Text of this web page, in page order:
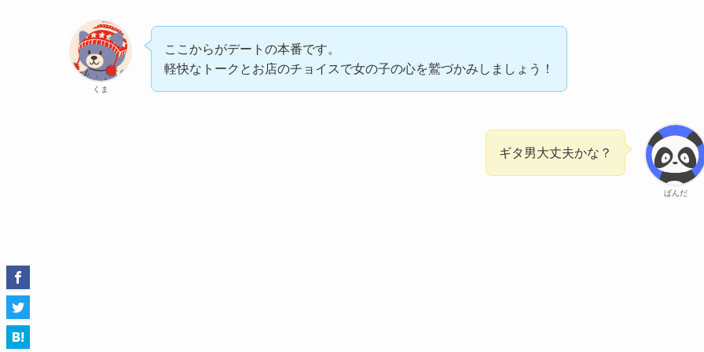
くま
ここからがデートの本番です。
軽快なトークとお店のチョイスで女の子の心を鷲づかみしましょう！
ぱんだ
ギタ男大丈夫かな？